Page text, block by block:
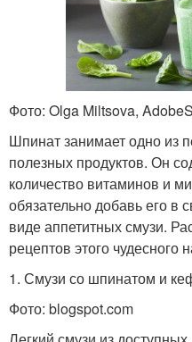
Фото: Olga Miltsova,
Шпинат занимает одно из
полезных продуктов. Он
количество витаминов и
обязательно добавь его в
виде аппетитных смузи.
рецептов этого чудесного
1. Смузи со шпинатом и
Фото: blogspot.com